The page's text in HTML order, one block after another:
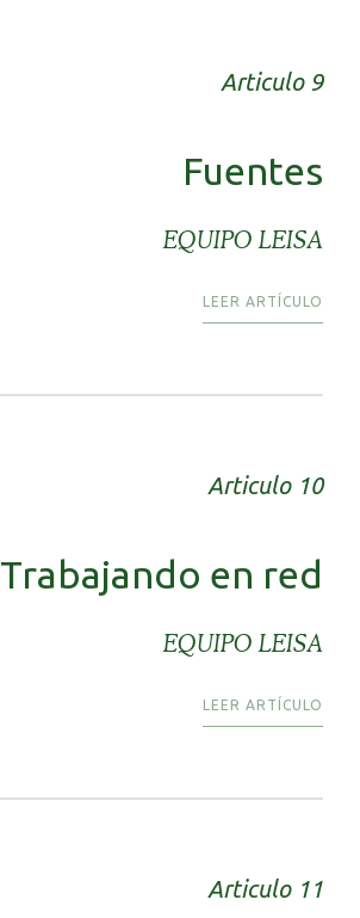
Articulo 9
Fuentes
EQUIPO LEISA
LEER ARTÍCULO
Articulo 10
Trabajando en red
EQUIPO LEISA
LEER ARTÍCULO
Articulo 11